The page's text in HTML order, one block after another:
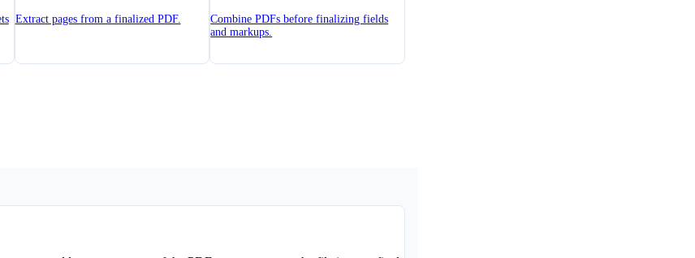
Extract pages from a finalized PDF.
Combine PDFs before finalizing fields
and markups.